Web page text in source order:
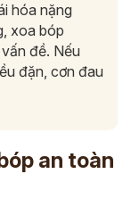
hóa nặng
xoa bóp
đề. Nếu
đặn, cơn đau
an toàn